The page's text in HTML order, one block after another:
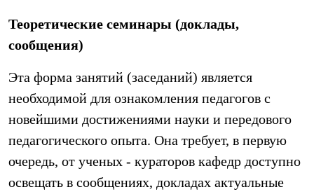
Теоретические семинары (доклады,
сообщения)
Эта форма занятий (заседаний) является
необходимой для ознакомления педагогов с
новейшими достижениями науки и передового
педагогического опыта. Она требует, в первую
очередь, от ученых - кураторов кафедр доступно
освещать в сообщениях, докладах актуальные